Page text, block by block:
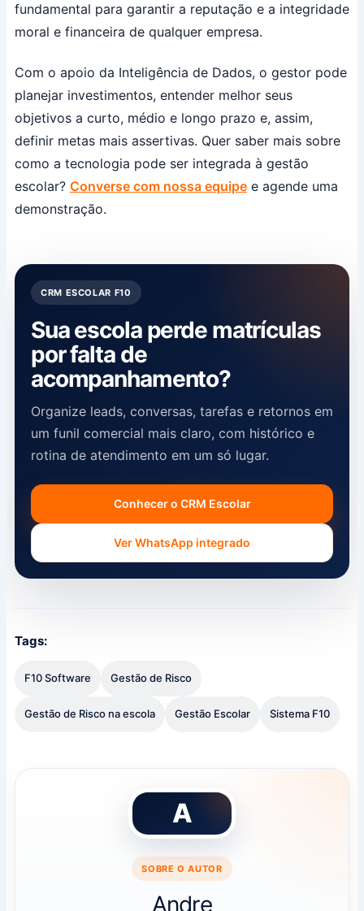
fundamental para garantir a reputação e a integridade
moral e financeira de qualquer empresa.
Com o apoio da Inteligência de Dados, o gestor pode
planejar investimentos, entender melhor seus
objetivos a curto, médio e longo prazo e, assim,
definir metas mais assertivas. Quer saber mais sobre
como a tecnologia pode ser integrada à gestão
escolar? Converse com nossa equipee agende uma
demonstração.
CRM ESCOLAR F10
Sua escola perde matrículas
por falta de
acompanhamento?
Organize leads, conversas, tarefas e retornos em
um funil comercial mais claro, com histórico e
rotina de atendimento em um só lugar.
Conhecer o CRM Escolar
Ver WhatsApp integrado
Tags:
F10 Software Gestão de Risco
Gestão de Risco na escola Gestão Escolar Sistema F10
A
SOBRE O AUTOR
Andre